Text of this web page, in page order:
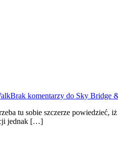
Brak komentarzy do Sky Bridge
tu sobie szczerze powiedzieć, iż
jednak […]